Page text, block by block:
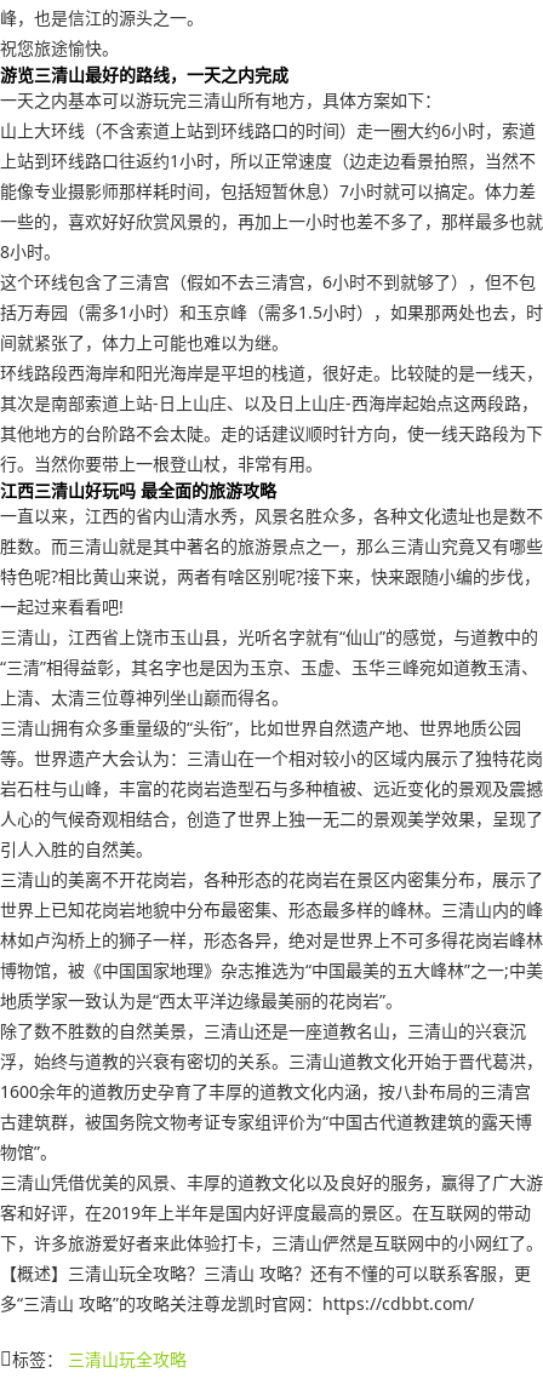
峰，也是信江的源头之一。
祝您旅途愉快。
游览三清山最好的路线，一天之内完成
一天之内基本可以游玩完三清山所有地方，具体方案如下：
山上大环线（不含索道上站到环线路口的时间）走一圈大约6小时，索道
上站到环线路口往返约1小时，所以正常速度（边走边看景拍照，当然不
能像专业摄影师那样耗时间，包括短暂休息）7小时就可以搞定。体力差
一些的，喜欢好好欣赏风景的，再加上一小时也差不多了，那样最多也就
8小时。
这个环线包含了三清宫（假如不去三清宫，6小时不到就够了），但不包
括万寿园（需多1小时）和玉京峰（需多1.5小时），如果那两处也去，时
间就紧张了，体力上可能也难以为继。
环线路段西海岸和阳光海岸是平坦的栈道，很好走。比较陡的是一线天，
其次是南部索道上站-日上山庄、以及日上山庄-西海岸起始点这两段路，
其他地方的台阶路不会太陡。走的话建议顺时针方向，使一线天路段为下
行。当然你要带上一根登山杖，非常有用。
江西三清山好玩吗 最全面的旅游攻略
一直以来，江西的省内山清水秀，风景名胜众多，各种文化遗址也是数不
胜数。而三清山就是其中著名的旅游景点之一，那么三清山究竟又有哪些
特色呢?相比黄山来说，两者有啥区别呢?接下来，快来跟随小编的步伐，
一起过来看看吧!
三清山，江西省上饶市玉山县，光听名字就有“仙山”的感觉，与道教中的
“三清”相得益彰，其名字也是因为玉京、玉虚、玉华三峰宛如道教玉清、
上清、太清三位尊神列坐山巅而得名。
三清山拥有众多重量级的“头衔”，比如世界自然遗产地、世界地质公园
等。世界遗产大会认为：三清山在一个相对较小的区域内展示了独特花岗
岩石柱与山峰，丰富的花岗岩造型石与多种植被、远近变化的景观及震撼
人心的气候奇观相结合，创造了世界上独一无二的景观美学效果，呈现了
引人入胜的自然美。
三清山的美离不开花岗岩，各种形态的花岗岩在景区内密集分布，展示了
世界上已知花岗岩地貌中分布最密集、形态最多样的峰林。三清山内的峰
林如卢沟桥上的狮子一样，形态各异，绝对是世界上不可多得花岗岩峰林
博物馆，被《中国国家地理》杂志推选为“中国最美的五大峰林”之一;中美
地质学家一致认为是“西太平洋边缘最美丽的花岗岩”。
除了数不胜数的自然美景，三清山还是一座道教名山，三清山的兴衰沉
浮，始终与道教的兴衰有密切的关系。三清山道教文化开始于晋代葛洪，
1600余年的道教历史孕育了丰厚的道教文化内涵，按八卦布局的三清宫
古建筑群，被国务院文物考证专家组评价为“中国古代道教建筑的露天博
物馆”。
三清山凭借优美的风景、丰厚的道教文化以及良好的服务，赢得了广大游
客和好评，在2019年上半年是国内好评度最高的景区。在互联网的带动
下，许多旅游爱好者来此体验打卡，三清山俨然是互联网中的小网红了。
【概述】三清山玩全攻略？三清山 攻略？还有不懂的可以联系客服，更
多“三清山 攻略”的攻略关注尊龙凯时官网：https://cdbbt.com/
标签： 三清山玩全攻略